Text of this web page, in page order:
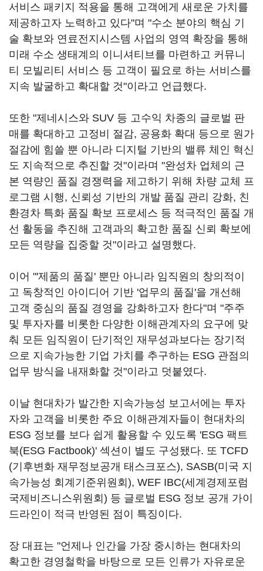
서비스 패키지 적용을 통해 고객에게 새로운 가치를
제공하고자 노력하고 있다"며 "수소 분야의 핵심 기
술 확보와 연료전지시스템 사업의 영역 확장을 통해
미래 수소 생태계의 이니셔티브를 마련하고 커뮤니
티 모빌리티 서비스 등 고객이 필요로 하는 서비스를
지속 발굴하고 확대할 것"이라고 언급했다.
또한 "제네시스와 SUV 등 고수익 차종의 글로벌 판
매를 확대하고 고정비 절감, 공용화 확대 등으로 원가
절감에 힘쓸 뿐 아니라 디지털 기반의 밸류 체인 혁신
도 지속적으로 추진할 것"이라며 "완성차 업체의 근
본 역량인 품질 경쟁력을 제고하기 위해 차량 교체 프
로그램 시행, 신뢰성 기반의 개발 품질 관리 강화, 친
환경차 특화 품질 확보 프로세스 등 적극적인 품질 개
선 활동을 추진해 고객과의 확고한 품질 신뢰 확보에
모든 역량을 집중할 것"이라고 설명했다.
이어 "'제품의 품질' 뿐만 아니라 임직원의 창의적이
고 독창적인 아이디어 기반 '업무의 품질'을 개선해
고객 중심의 품질 경영을 강화하고자 한다"며 "주주
및 투자자를 비롯한 다양한 이해관계자의 요구에 맞
춰 모든 임직원이 단기적인 재무성과보다는 장기적
으로 지속가능한 기업 가치를 추구하는 ESG 관점의
업무 방식을 내재화할 것"이라고 덧붙였다.
이날 현대차가 발간한 지속가능성 보고서에는 투자
자와 고객을 비롯한 주요 이해관계자들이 현대차의
ESG 정보를 보다 쉽게 활용할 수 있도록 'ESG 팩트
북(ESG Factbook)' 섹션이 별도 구성됐다. 또 TCFD
(기후변화 재무정보공개 태스크포스), SASB(미국 지
속가능성 회계기준위원회), WEF IBC(세계경제포럼
국제비즈니스위원회) 등 글로벌 ESG 정보 공개 가이
드라인이 적극 반영된 점이 특징이다.
장 대표는 "언제나 인간을 가장 중시하는 현대차의
확고한 경영철학을 바탕으로 모든 인류가 자유로운